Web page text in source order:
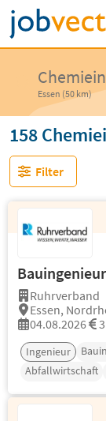
Essen (50 km)
158
Filter
Ruhrverband
Essen,
04.08.2026
Ingenieur
Abfallwirtschaft